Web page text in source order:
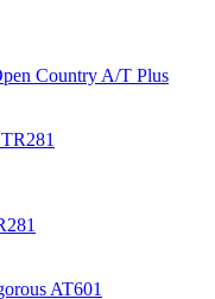
Country A/T Plus